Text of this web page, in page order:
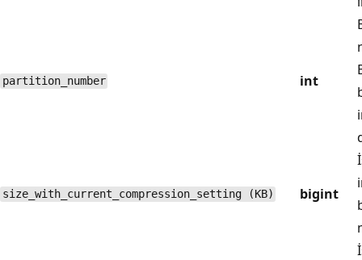
partition_number int
size_with_current_compression_setting (KB) bigint